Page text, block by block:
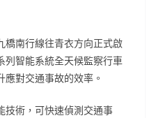
橋南行線往青衣方向正式啟
列智能系統全天候監察行車
對交通事故的效率。
技術，可快速偵測交通事